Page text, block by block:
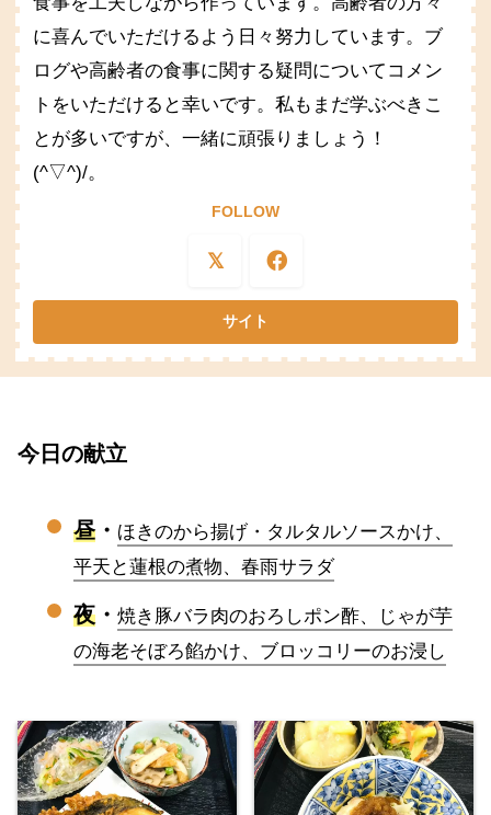
に喜んでいただけるよう日々努力しています。ブ
ログや高齢者の食事に関する疑問についてコメン
トをいただけると幸いです。私もまだ学ぶべきこ
とが多いですが、一緒に頑張りましょう！
(^▽^)/。
FOLLOW
今日の献立
昼・ ほきのから揚げ・タルタルソースかけ、
平天と蓮根の煮物、春雨サラダ
夜 ・ 焼き豚バラ肉のおろしポン酢、じゃが芋
の海老そぼろ餡かけ、ブロッコリーのお浸し